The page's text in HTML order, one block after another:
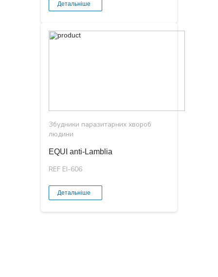
Детальніше
Збудники паразитарних хвороб
людини
EQUI anti-Lamblia
REF EI-606
Детальніше